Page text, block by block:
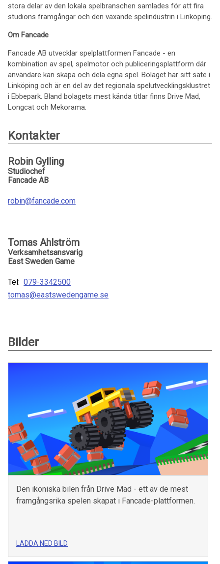
stora delar av den lokala spelbranschen samlades för att fira
studions framgångar och den växande spelindustrin i Linköping.
Om Fancade
Fancade AB utvecklar spelplattformen Fancade - en
kombination av spel, spelmotor och publiceringsplattform där
användare kan skapa och dela egna spel. Bolaget har sitt säte i
Linköping och är en del av det regionala spelutvecklingsklustret
i Ebbepark. Bland bolagets mest kända titlar finns Drive Mad,
Longcat och Mekorama.
Kontakter
Robin Gylling
Studiochef
Fancade AB
robin@fancade.com
Tomas Ahlström
Verksamhetsansvarig
East Sweden Game
Tel: 079-3342500
tomas@eastswedengame.se
Bilder
Den ikoniska bilen från Drive Mad - ett av de mest
framgångsrika spelen skapat i Fancade-plattformen.
LADDA NED BILD